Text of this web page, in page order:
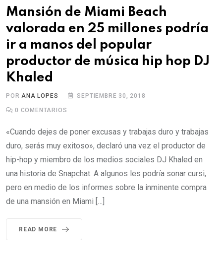
Mansión de Miami Beach
valorada en 25 millones podría
ir a manos del popular
productor de música hip hop DJ
Khaled
PORANA LOPES SEPTIEMBRE 30, 2018
0 COMENTARIOS
«Cuando dejes de poner excusas y trabajas duro y trabajas
duro, serás muy exitoso», declaró una vez el productor de
hip-hop y miembro de los medios sociales DJ Khaled en
una historia de Snapchat. A algunos les podría sonar cursi,
pero en medio de los informes sobre la inminente compra
de una mansión en Miami […]
READ MORE